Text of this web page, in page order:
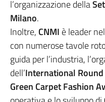
l’organizzazione della
Milano.
Inoltre, CNMI è leader
con numerose tavole
guida per l’industria,
dell’International
Green Carpet Fashion